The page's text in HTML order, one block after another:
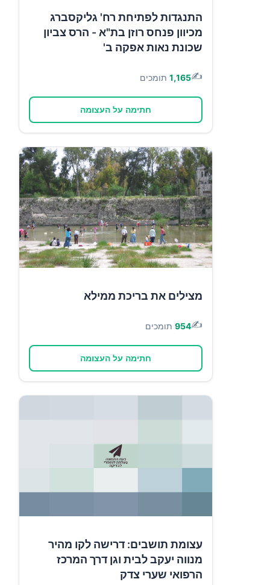
התנגדות לפתיחת רח' גליקסברג
מכיוון פנחס רוזן בת"א - הרס צביון
שכונת נאות אפקה ב'
✍️
1,165 תומכים
חתימה על העצומה
מצילים את בריכת ממילא
✍️
954 תומכים
חתימה על העצומה
עצומת תושבים: דרישה לקו מהיר
מנווה יעקב לבית וגן דרך המרכז
הרפואי שערי צדק